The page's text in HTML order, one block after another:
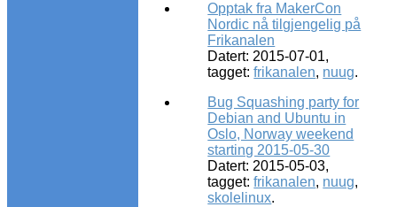
Opptak fra MakerCon
Nordic nå tilgjengelig på
Frikanalen
Datert: 2015-07-01,
tagget:frikanalen, nuug.
Bug Squashing party for
Debian and Ubuntu in
Oslo, Norway weekend
starting 2015-05-30
Datert: 2015-05-03,
tagget:frikanalen, nuug,
skolelinux.